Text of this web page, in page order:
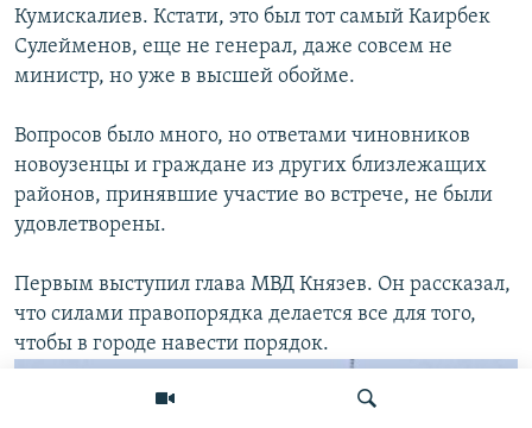
Кумискалиев. Кстати, это был тот самый Каирбек
Сулейменов, еще не генерал, даже совсем не
министр, но уже в высшей обойме.
Вопросов было много, но ответами чиновников
новоузенцы и граждане из других близлежащих
районов, принявшие участие во встрече, не были
удовлетворены.
Первым выступил глава МВД Князев. Он рассказал,
что силами правопорядка делается все для того,
чтобы в городе навести порядок.